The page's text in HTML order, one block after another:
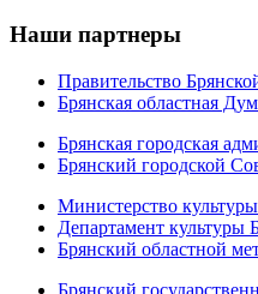
Наши партнеры
Правительство
Брянская областная
Брянская городская
Брянский городской
Министерство
Департамент культуры
Брянский областной
Брянский